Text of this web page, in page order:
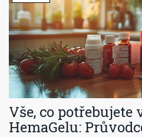
Vše, co potřebujete
HemaGelu: